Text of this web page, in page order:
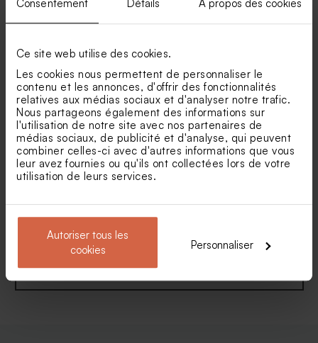
Consentement Détails À propos des cookies
Ce site web utilise des cookies.
Les cookies nous permettent de personnaliser le
contenu et les annonces, d'offrir des fonctionnalités
relatives aux médias sociaux et d'analyser notre trafic.
Nous partageons également des informations sur
l'utilisation de notre site avec nos partenaires de
médias sociaux, de publicité et d'analyse, qui peuvent
combiner celles-ci avec d'autres informations que vous
leur avez fournies ou qu'ils ont collectées lors de votre
utilisation de leurs services.
Autoriser tous les
cookies
Personnaliser
Faire part naissance marque
page animaux de la forêt
Faire part naissance petite
abeille surprise
Voir toute la collection Faire-part naissance